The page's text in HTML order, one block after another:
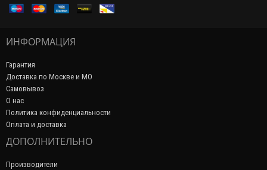
ИНФОРМАЦИЯ
Гарантия
Доставка по Москве и МО
Самовывоз
О нас
Политика конфиденциальности
Оплата и доставка
ДОПОЛНИТЕЛЬНО
Производители